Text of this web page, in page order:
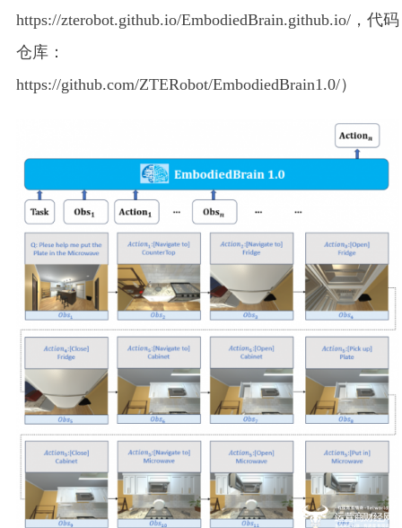
https://zterobot.github.io/EmbodiedBrain.github.io/，代码
仓库：
https://github.com/ZTERobot/EmbodiedBrain1.0/）